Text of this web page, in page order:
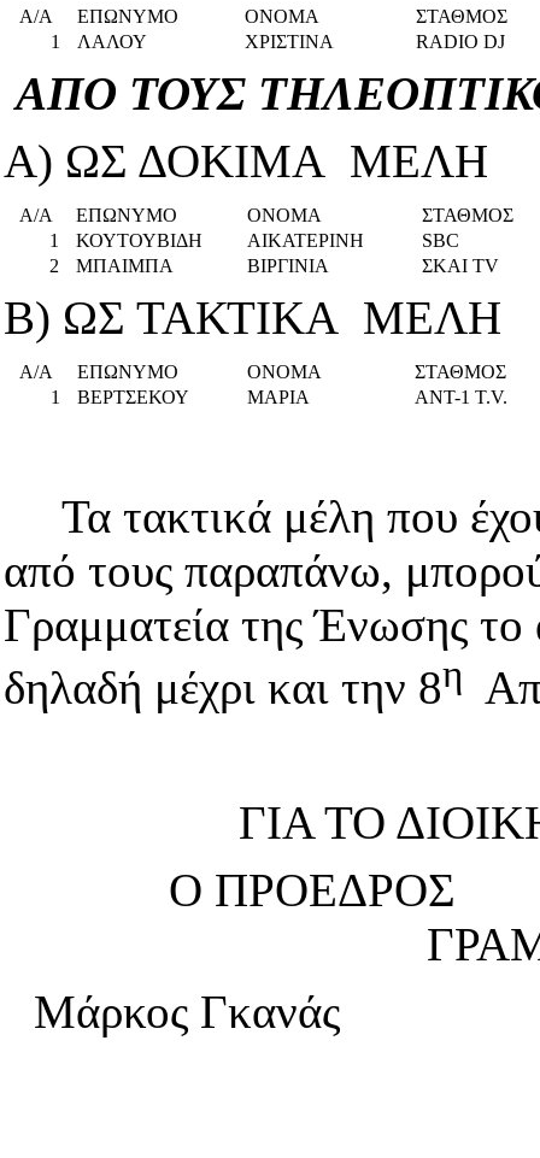
Α/Α ΕΠΩΝΥΜΟ ΟΝΟΜΑ
ΣΤΑΘΜΟΣ
1
ΛΑΛΟΥ ΧΡΙΣΤΙΝΑ RADIO DJ
ΑΠΟ ΤΟΥΣ
Α) ΩΣ ΔΟΚΙΜΑ ΜΕΛΗ
Α/Α ΕΠΩΝΥΜΟ ΟΝΟΜΑ
ΣΤΑΘΜΟΣ
1
ΚΟΥΤΟΥΒΙΔΗ ΑΙΚΑΤΕΡΙΝΗ
SBC
2
ΜΠΑΙΜΠΑ ΒΙΡΓΙΝΙΑ ΣΚΑΙ TV
Β) ΩΣ ΤΑΚΤΙΚΑ ΜΕΛΗ
Α/Α ΕΠΩΝΥΜΟ ΟΝΟΜΑ
ΣΤΑΘΜΟΣ
1
ΒΕΡΤΣΕΚΟΥ ΜΑΡΙΑ ANT-1 T.V.
Τα τακτικά μέλη που
από τους παραπάνω,
Γραμματεία της Ένωσης το
δηλαδή μέχρι και την 8η
ΓΙΑ ΤΟ
Ο
Μάρκος